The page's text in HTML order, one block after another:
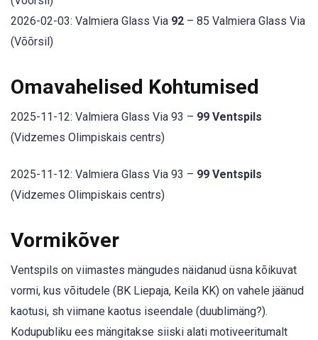
2026-02-03: Valmiera Glass Via 92 – 85 Valmiera Glass Via
(Võõrsil)
Omavahelised Kohtumised
2025-11-12: Valmiera Glass Via 93 – 99 Ventspils
(Vidzemes Olimpiskais centrs)
2025-11-12: Valmiera Glass Via 93 – 99 Ventspils
(Vidzemes Olimpiskais centrs)
Vormikõver
Ventspils on viimastes mängudes näidanud üsna kõikuvat
vormi, kus võitudele (BK Liepaja, Keila KK) on vahele jäänud
kaotusi, sh viimane kaotus iseendale (duublimäng?).
Kodupubliku ees mängitakse siiski alati motiveeritumalt